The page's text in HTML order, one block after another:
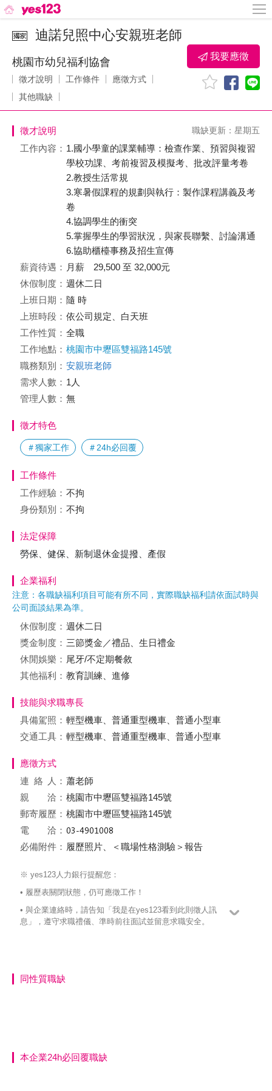
迪諾兒照中心安親班老師
桃園市幼兒福利協會
徵才說明 工作條件
應徵方式
其他職缺
我要應徵
徵才說明 職缺更新：星期五
工作內容： 1.國小學童的課業輔導：檢查作業、預習與複習
學校功課、考前複習及模擬考、批改評量考卷
2.教授生活常規
3.寒暑假課程的規劃與執行：製作課程講義及考
卷
4.協調學生的衝突
5.掌握學生的學習狀況，與家長聯繫、討論溝通
6.協助櫃檯事務及招生宣傳
薪資待遇： 月薪 29,500 至 32,000元
休假制度： 週休二日
上班日期： 隨 時
上班時段： 依公司規定、白天班
工作性質： 全職
工作地點： 桃園市中壢區雙福路145號
職務類別： 安親班老師
需求人數： 1人
管理人數： 無
徵才特色
＃獨家工作 ＃24h必回覆
工作條件
工作經驗： 不拘
身份類別： 不拘
法定保障
勞保、健保、新制退休金提撥、產假
企業福利
注意：各職缺福利項目可能有所不同，實際職缺福利請依面試時與
公司面談結果為準。
休假制度： 週休二日
獎金制度： 三節獎金／禮品、生日禮金
休閒娛樂： 尾牙/不定期餐敘
其他福利： 教育訓練、進修
技能與求職專長
具備駕照： 輕型機車、普通重型機車、普通小型車
交通工具： 輕型機車、普通重型機車、普通小型車
應徵方式
連絡
人： 蕭老師
親 洽： 桃園市中壢區雙福路145號
郵寄履歷： 桃園市中壢區雙福路145號
電 洽：
必備附件： 履歷照片、＜職場性格測驗＞報告
※ yes123人力銀行提醒您：
• 履歷表關閉狀態，仍可應徵工作！
• 與企業連絡時，請告知「我是在yes123看到此則徵人訊
息」，遵守求職禮儀、準時前往面試並留意求職安全。
同性質職缺
本企業24h必回覆職缺